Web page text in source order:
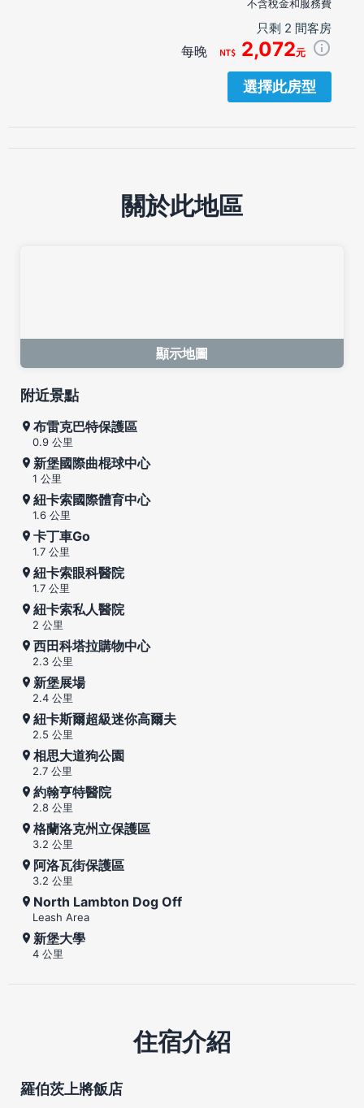
不含稅金和服務費
只剩 2 間客房
每晚 2,072元
選擇此房型
關於此地區
顯示地圖
附近景點
布雷克巴特保護區
0.9 公里
新堡國際曲棍球中心
1 公里
紐卡索國際體育中心
1.6 公里
卡丁車Go
1.7 公里
紐卡索眼科醫院
1.7 公里
紐卡索私人醫院
2 公里
西田科塔拉購物中心
2.3 公里
新堡展場
2.4 公里
紐卡斯爾超級迷你高爾夫
2.5 公里
相思大道狗公園
2.7 公里
約翰亨特醫院
2.8 公里
格蘭洛克州立保護區
3.2 公里
阿洛瓦街保護區
3.2 公里
North Lambton Dog Off
Leash Area
新堡大學
4 公里
住宿介紹
羅伯茨上將飯店